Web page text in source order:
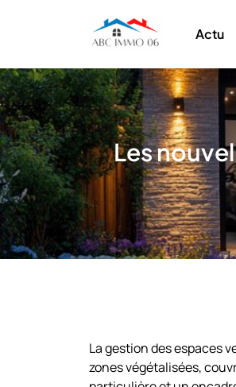
Actu
Les
La gestion des espaces
zones végétalisées,